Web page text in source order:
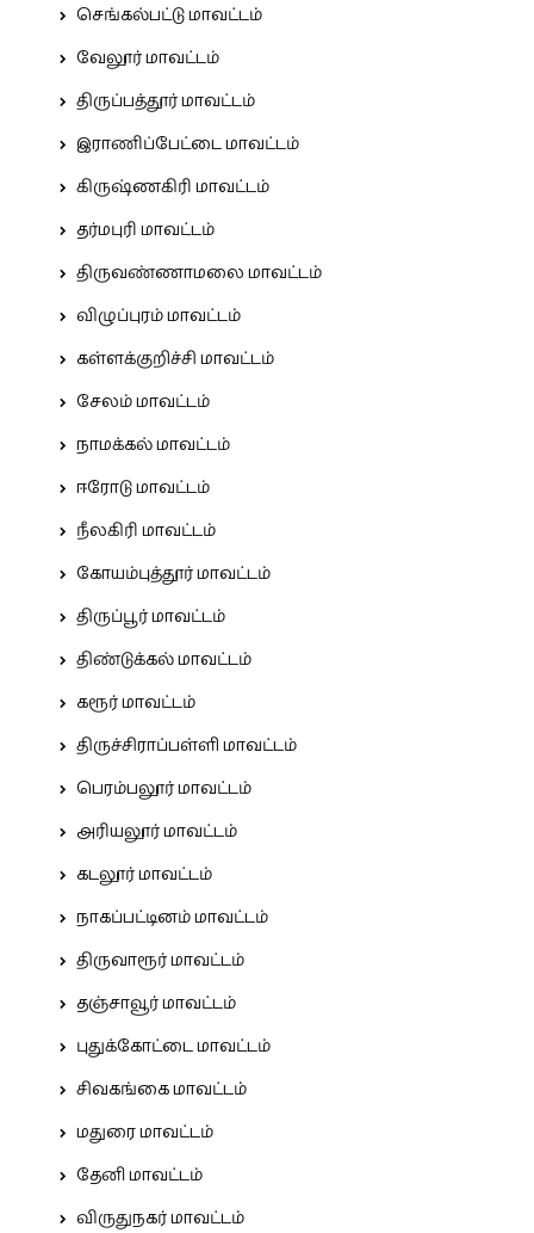
செங்கல்பட்டு மாவட்டம்
வேலூர் மாவட்டம்
திருப்பத்தூர் மாவட்டம்
இராணிப்பேட்டை மாவட்டம்
கிருஷ்ணகிரி மாவட்டம்
தர்மபுரி மாவட்டம்
திருவண்ணாமலை மாவட்டம்
விழுப்புரம் மாவட்டம்
கள்ளக்குறிச்சி மாவட்டம்
சேலம் மாவட்டம்
நாமக்கல் மாவட்டம்
ஈரோடு மாவட்டம்
நீலகிரி மாவட்டம்
கோயம்புத்தூர் மாவட்டம்
திருப்பூர் மாவட்டம்
திண்டுக்கல் மாவட்டம்
கரூர் மாவட்டம்
திருச்சிராப்பள்ளி மாவட்டம்
பெரம்பலூர் மாவட்டம்
அரியலூர் மாவட்டம்
கடலூர் மாவட்டம்
நாகப்பட்டினம் மாவட்டம்
திருவாரூர் மாவட்டம்
தஞ்சாவூர் மாவட்டம்
புதுக்கோட்டை மாவட்டம்
சிவகங்கை மாவட்டம்
மதுரை மாவட்டம்
தேனி மாவட்டம்
விருதுநகர் மாவட்டம்